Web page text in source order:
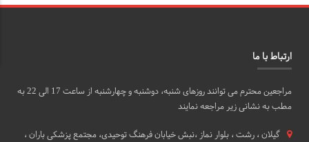
تماس با ما
ارتباط با ما
مراجعین محترم می توانند روزهای شنبه، دوشنبه و چهارشنبه از ساعت 17 الی 22 به
مطب به نشانی زیر مراجعه نمایند
گيلان ، رشت ، بلوار نماز ،نبش خیابان فرهنگ توحیدی، مجتمع پزشکی باران ،